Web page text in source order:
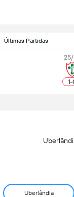
Últimas Partidas
1-
Uberlândia